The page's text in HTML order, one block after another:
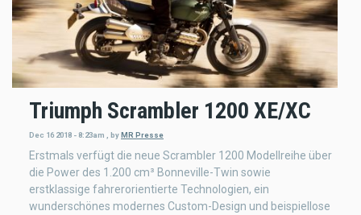
Triumph Scrambler 1200 XE/XC
Dec 16 2018 - 8:23am byMR Presse
Erstmals verfügt die neue Scrambler 1200 Modellreihe über
die Power des 1.200 cm³ Bonneville-Twin sowie
erstklassige fahrerorientierte Technologien, ein
wunderschönes modernes Custom-Design und beispiellose